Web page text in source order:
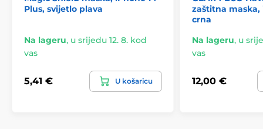
Plus, svijetlo plava
Na lageru, u srijedu 12. 8. kod
vas
5,41 € U košaricu
zaštitna maska,
crna
Na lageru, u
vas
12,00 €